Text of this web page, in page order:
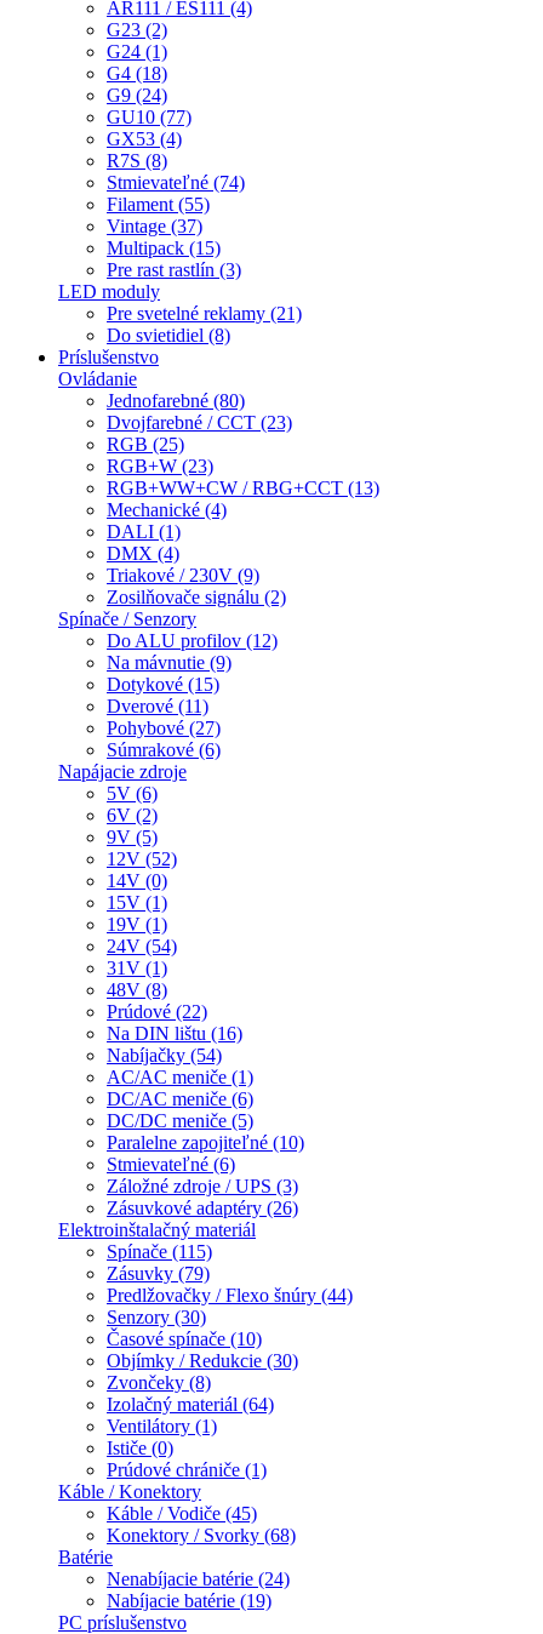
AR111 / ES111 (4)
G23 (2)
G24 (1)
G4 (18)
G9 (24)
GU10 (77)
GX53 (4)
R7S (8)
Stmievateľné (74)
Filament (55)
Vintage (37)
Multipack (15)
Pre rast rastlín (3)
LED moduly
Pre svetelné reklamy (21)
Do svietidiel (8)
Príslušenstvo
Ovládanie
Jednofarebné (80)
Dvojfarebné / CCT (23)
RGB (25)
RGB+W (23)
RGB+WW+CW / RBG+CCT (13)
Mechanické (4)
DALI (1)
DMX (4)
Triakové / 230V (9)
Zosilňovače signálu (2)
Spínače / Senzory
Do ALU profilov (12)
Na mávnutie (9)
Dotykové (15)
Dverové (11)
Pohybové (27)
Súmrakové (6)
Napájacie zdroje
5V (6)
6V (2)
9V (5)
12V (52)
14V (0)
15V (1)
19V (1)
24V (54)
31V (1)
48V (8)
Prúdové (22)
Na DIN lištu (16)
Nabíjačky (54)
AC/AC meniče (1)
DC/AC meniče (6)
DC/DC meniče (5)
Paralelne zapojiteľné (10)
Stmievateľné (6)
Záložné zdroje / UPS (3)
Zásuvkové adaptéry (26)
Elektroinštalačný materiál
Spínače (115)
Zásuvky (79)
Predlžovačky / Flexo šnúry (44)
Senzory (30)
Časové spínače (10)
Objímky / Redukcie (30)
Zvončeky (8)
Izolačný materiál (64)
Ventilátory (1)
Ističe (0)
Prúdové chrániče (1)
Káble / Konektory
Káble / Vodiče (45)
Konektory / Svorky (68)
Batérie
Nenabíjacie batérie (24)
Nabíjacie batérie (19)
PC príslušenstvo